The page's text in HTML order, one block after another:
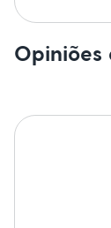
Feminino
Em alta
Inverno
Alfaiataria
Básicos
Calças